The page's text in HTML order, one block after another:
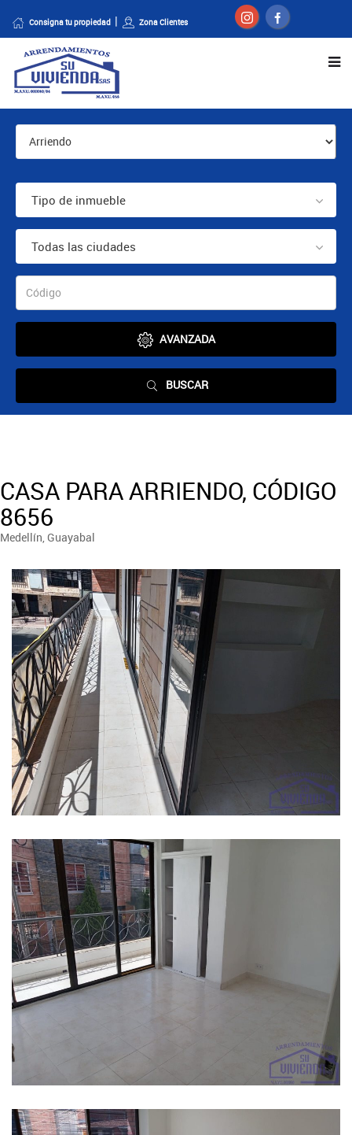
Consigna tu propiedad Zona Clientes
Tipo de inmueble
Todas las ciudades
AVANZADA
BUSCAR
CASA PARA ARRIENDO, CÓDIGO
8656
Medellín, Guayabal